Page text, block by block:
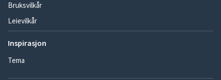
Bruksvilkår
Leievilkår
Inspirasjon
Tema